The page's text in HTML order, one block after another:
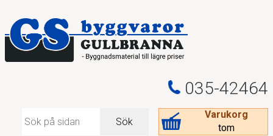
035-42464
Varukorg
tom
Sök